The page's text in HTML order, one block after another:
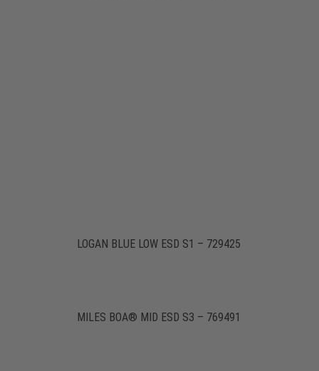
LOGAN BLUE LOW ESD S1 – 729425
MILES BOA® MID ESD S3 – 769491